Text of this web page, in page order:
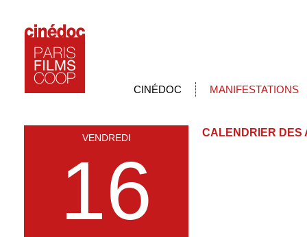
CINÉDOC MANIFESTATIONS
VENDREDI
16
CALENDRIER DES